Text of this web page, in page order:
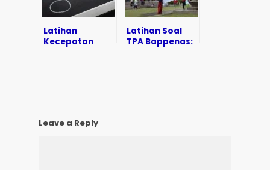
Latihan
Kecepatan
Latihan Soal
TPA Bappenas:
Matematika
Leave a Reply